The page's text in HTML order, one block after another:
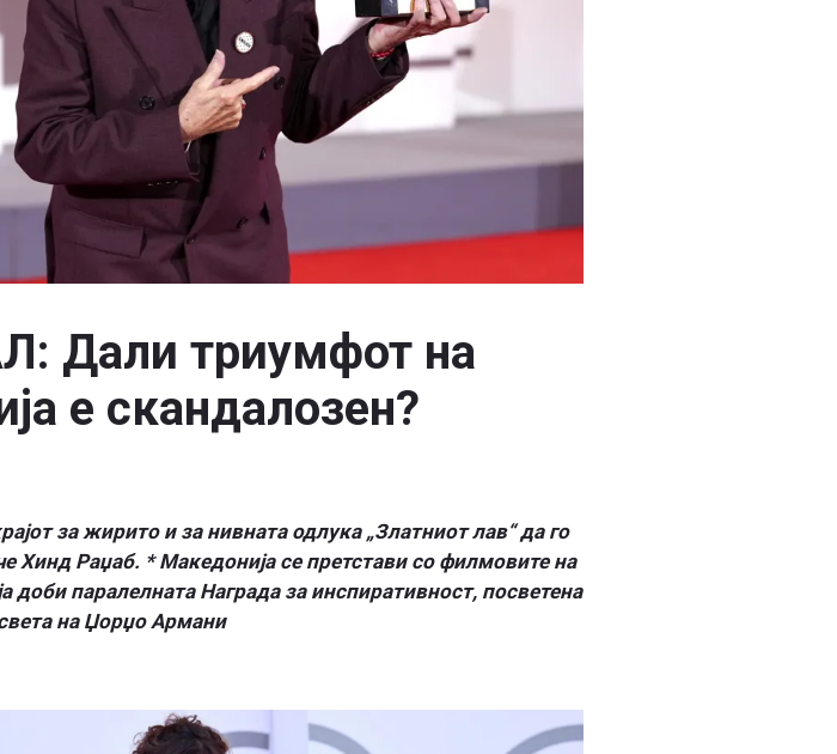
Дали триумфот на
е скандалозен?
за жирито и за нивната одлука „Златниот лав“ да го
Хинд Раџаб. * Македонија се претстави со филмовите на
доби паралелната Награда за инспиративност, посветена
на Џорџо Армани